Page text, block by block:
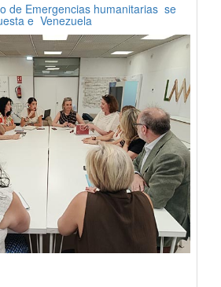
de Emergencias humanitarias se
e Venezuela